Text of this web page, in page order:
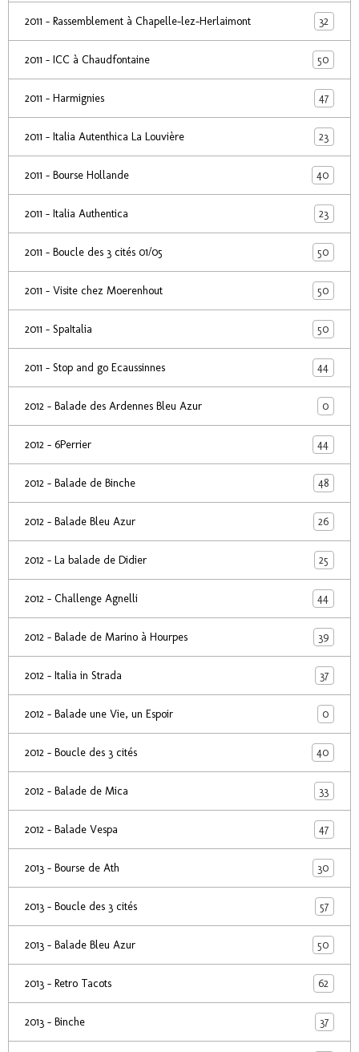
2011 - Rassemblement à Chapelle-lez-Herlaimont 32
2011 - ICC à Chaudfontaine 50
2011 - Harmignies 47
2011 - Italia Autenthica La Louvière 23
2011 - Bourse Hollande 40
2011 - Italia Authentica 23
2011 - Boucle des 3 cités 01/05 50
2011 - Visite chez Moerenhout 50
2011 - SpaItalia 50
2011 - Stop and go Ecaussinnes 44
2012 - Balade des Ardennes Bleu Azur 0
2012 - 6Perrier 44
2012 - Balade de Binche 48
2012 - Balade Bleu Azur 26
2012 - La balade de Didier 25
2012 - Challenge Agnelli 44
2012 - Balade de Marino à Hourpes 39
2012 - Italia in Strada 37
2012 - Balade une Vie, un Espoir 0
2012 - Boucle des 3 cités 40
2012 - Balade de Mica 33
2012 - Balade Vespa 47
2013 - Bourse de Ath 30
2013 - Boucle des 3 cités 57
2013 - Balade Bleu Azur 50
2013 - Retro Tacots 62
2013 - Binche 37